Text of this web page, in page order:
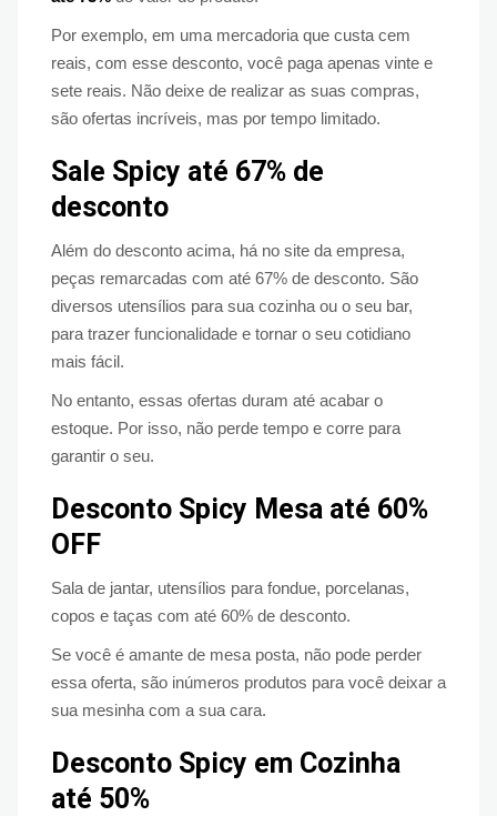
Por exemplo, em uma mercadoria que custa cem
reais, com esse desconto, você paga apenas vinte e
sete reais. Não deixe de realizar as suas compras,
são ofertas incríveis, mas por tempo limitado.
Sale Spicy até 67% de
desconto
Além do desconto acima, há no site da empresa,
peças remarcadas com até 67% de desconto. São
diversos utensílios para sua cozinha ou o seu bar,
para trazer funcionalidade e tornar o seu cotidiano
mais fácil.
No entanto, essas ofertas duram até acabar o
estoque. Por isso, não perde tempo e corre para
garantir o seu.
Desconto Spicy Mesa até 60%
OFF
Sala de jantar, utensílios para fondue, porcelanas,
copos e taças com até 60% de desconto.
Se você é amante de mesa posta, não pode perder
essa oferta, são inúmeros produtos para você deixar a
sua mesinha com a sua cara.
Desconto Spicy em Cozinha
até 50%